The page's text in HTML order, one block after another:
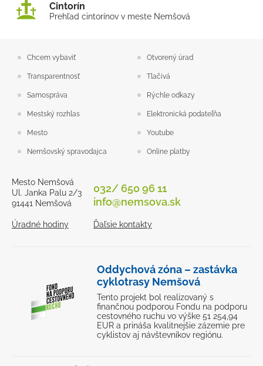
Cintorín
Prehľad cintorínov v meste Nemšová
Chcem vybaviť Otvorený úrad
Transparentnosť Tlačivá
Samospráva Rýchle odkazy
Mestský rozhlas Elektronická podateľňa
Mesto Youtube
Nemšovský spravodajca Online platby
Mesto Nemšová
Ul. Janka Palu 2/3
91441 Nemšová
Úradné hodiny
032/ 650 96 11
info@nemsova.sk
Ďaľsie kontakty
Oddychová zóna – zastávka
cyklotrasy Nemšová
Tento projekt bol realizovaný s
finančnou podporou Fondu na podporu
cestovného ruchu vo výške 51 254,94
EUR a prináša kvalitnejšie zázemie pre
cyklistov aj návštevníkov regiónu.